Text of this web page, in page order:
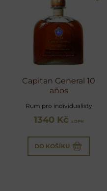
Capitan General 10
años
Rum pro individualisty
1340 Kč s DPH
DO KOŠÍKU